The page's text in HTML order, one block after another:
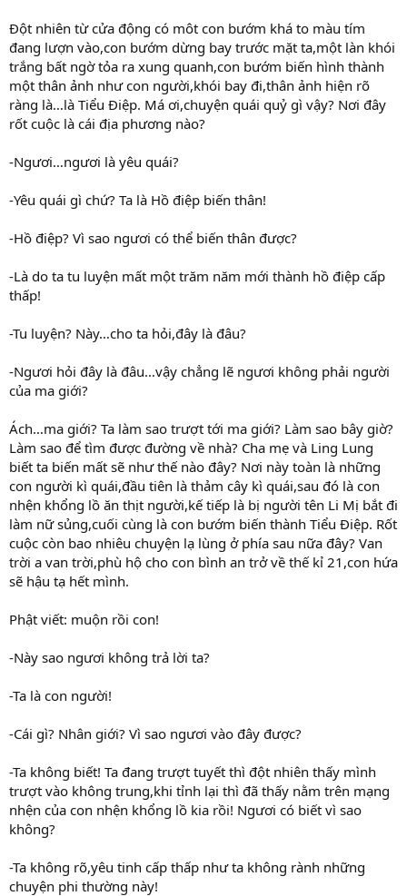
Đột nhiên từ cửa động có môt con bướm khá to màu tím
đang lượn vào,con bướm dừng bay trước mặt ta,một làn khói
trắng bất ngờ tỏa ra xung quanh,con bướm biến hình thành
một thân ảnh như con người,khói bay đi,thân ảnh hiện rõ
ràng là…là Tiểu Điệp. Má ơi,chuyện quái quỷ gì vậy? Nơi đây
rốt cuộc là cái địa phương nào?
-Ngươi…ngươi là yêu quái?
-Yêu quái gì chứ? Ta là Hồ điệp biến thân!
-Hồ điệp? Vì sao ngươi có thể biến thân được?
-Là do ta tu luyện mất một trăm năm mới thành hồ điệp cấp
thấp!
-Tu luyện? Này…cho ta hỏi,đây là đâu?
-Ngươi hỏi đây là đâu…vậy chẳng lẽ ngươi không phải người
của ma giới?
Ách…ma giới? Ta làm sao trượt tới ma giới? Làm sao bây giờ?
Làm sao để tìm được đường về nhà? Cha mẹ và Ling Lung
biết ta biến mất sẽ như thế nào đây? Nơi này toàn là những
con người kì quái,đầu tiên là thảm cây kì quái,sau đó là con
nhện khổng lồ ăn thịt người,kế tiếp là bị người tên Li Mị bắt đi
làm nữ sủng,cuối cùng là con bướm biến thành Tiểu Điệp. Rốt
cuộc còn bao nhiêu chuyện lạ lùng ở phía sau nữa đây? Van
trời a van trời,phù hộ cho con bình an trở về thế kỉ 21,con hứa
sẽ hậu tạ hết mình.
Phật viết: muộn rồi con!
-Này sao ngươi không trả lời ta?
-Ta là con người!
-Cái gì? Nhân giới? Vì sao ngươi vào đây được?
-Ta không biết! Ta đang trượt tuyết thì đột nhiên thấy mình
trượt vào không trung,khi tỉnh lại thì đã thấy nằm trên mạng
nhện của con nhện khổng lồ kia rồi! Ngươi có biết vì sao
không?
-Ta không rõ,yêu tinh cấp thấp như ta không rành những
chuyện phi thường này!